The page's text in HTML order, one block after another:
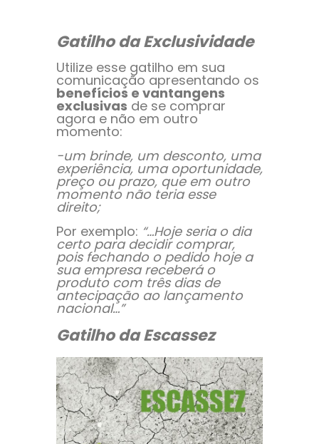
Gatilho da Exclusividade
Utilize esse gatilho em sua
comunicação apresentando os
benefícios e vantangens
exclusivas de se comprar
agora e não em outro
momento:
-um brinde, um desconto, uma
experiência, uma oportunidade,
preço ou prazo, que em outro
momento não teria esse
direito;
Por exemplo: “…Hoje seria o dia
certo para decidir comprar,
pois fechando o pedido hoje a
sua empresa receberá o
produto com três dias de
antecipação ao lançamento
nacional…”
Gatilho da Escassez